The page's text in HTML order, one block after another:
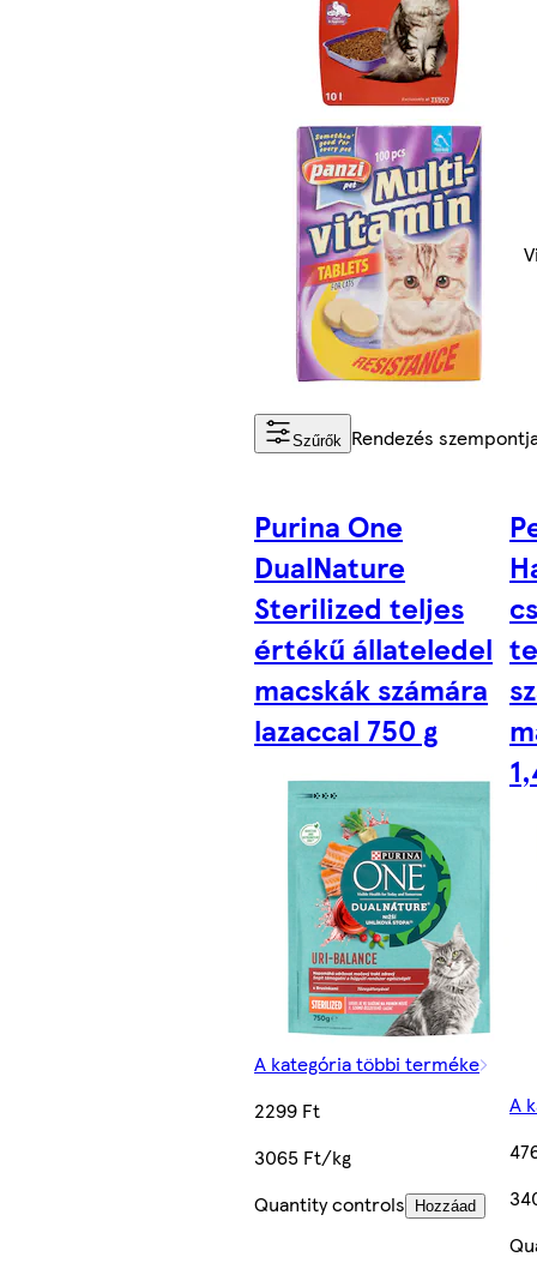
Szűrők Rendezés
Purina One
DualNature
Sterilized teljes
értékű állateledel
macskák számára
lazaccal 750 g
A kategória többi terméke
2299 Ft
3065 Ft/kg
Quantity controls
Hozzáad
A